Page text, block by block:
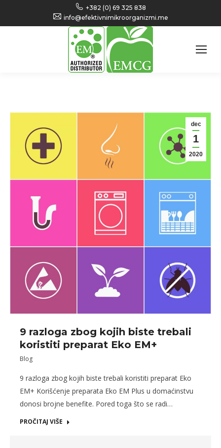
+382 (0) 69 325 838
info@efektivnimikroorganizmi.me
dec
1
2020
9 razloga zbog kojih biste trebali
koristiti preparat Eko EM+
Blog
9 razloga zbog kojih biste trebali koristiti preparat Eko
EM+ Korišćenje preparata Eko EM Plus u domaćinstvu
donosi brojne benefite. Pored toga što se radi…
PROČITAJ VIŠE